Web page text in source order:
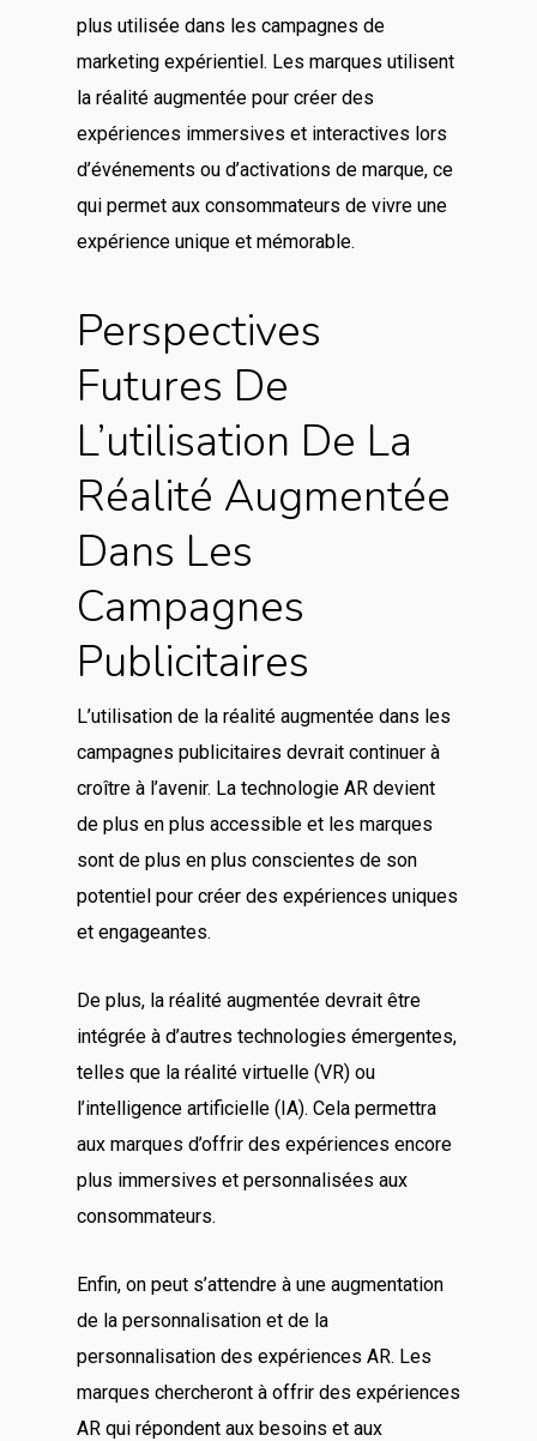
plus utilisée dans les campagnes de
marketing expérientiel. Les marques utilisent
la réalité augmentée pour créer des
expériences immersives et interactives lors
d’événements ou d’activations de marque, ce
qui permet aux consommateurs de vivre une
expérience unique et mémorable.
Perspectives
Futures De
L’utilisation De La
Réalité Augmentée
Dans Les
Campagnes
Publicitaires
L’utilisation de la réalité augmentée dans les
campagnes publicitaires devrait continuer à
croître à l’avenir. La technologie AR devient
de plus en plus accessible et les marques
sont de plus en plus conscientes de son
potentiel pour créer des expériences uniques
et engageantes.
De plus, la réalité augmentée devrait être
intégrée à d’autres technologies émergentes,
telles que la réalité virtuelle (VR) ou
l’intelligence artificielle (IA). Cela permettra
aux marques d’offrir des expériences encore
plus immersives et personnalisées aux
consommateurs.
Enfin, on peut s’attendre à une augmentation
de la personnalisation et de la
personnalisation des expériences AR. Les
marques chercheront à offrir des expériences
AR qui répondent aux besoins et aux